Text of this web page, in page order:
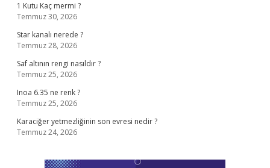
1 Kutu Kaç mermi ?
Temmuz 30, 2026
Star kanalı nerede ?
Temmuz 28, 2026
Saf altının rengi nasıldır ?
Temmuz 25, 2026
Inoa 6.35 ne renk ?
Temmuz 25, 2026
Karaciğer yetmezliğinin son evresi nedir ?
Temmuz 24, 2026